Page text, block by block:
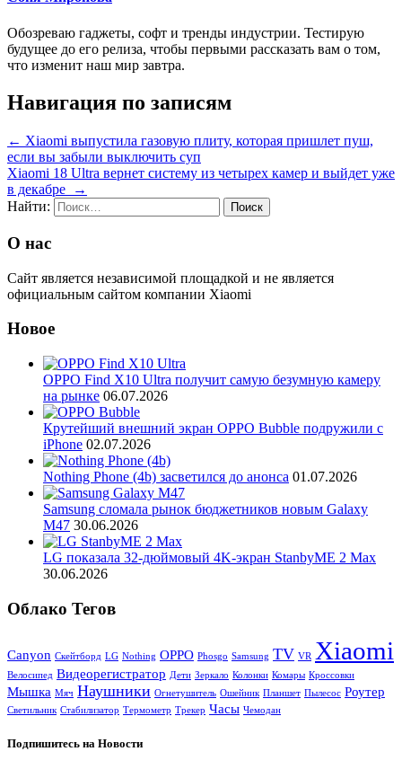
Обозреваю гаджеты, софт и тренды индустрии. Тестирую
будущее до его релиза, чтобы первыми рассказать вам о том,
что изменит наш мир завтра.
Навигация по записям
← Xiaomi выпустила газовую плиту, которая пришлет пуш,
если вы забыли выключить суп
Xiaomi 18 Ultra вернет систему из четырех камер и выйдет уже
в декабре
→
Найти:
О нас
Сайт является независимой площадкой и не является
официальным сайтом компании Xiaomi
Новое
OPPO Find X10 Ultra получит самую безумную камеру
на рынке 06.07.2026
Крутейший внешний экран OPPO Bubble подружили с
iPhone 02.07.2026
Nothing Phone (4b) засветился до анонса 01.07.2026
Samsung сломала рынок бюджетников новым Galaxy
M47 30.06.2026
LG показала 32-дюймовый 4K-экран StanbyME 2 Max
30.06.2026
Облако Тегов
Canyon Cкейтборд LG Nothing OPPO Phosgo Samsung TV VR Xiaomi
Велосипед Видеорегистратор Дети Зеркало Колонки Комары Кроссовки
Мышка Мяч Наушники Огнетушитель Ошейник Планшет Пылесос Роутер
Светильник Стабилизатор Термометр Трекер Часы Чемодан
Подпишитесь на Новости